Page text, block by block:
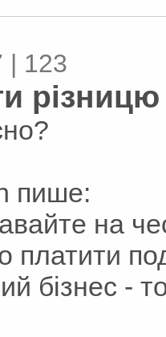
| 123
пише:
на
платити
бізнес -